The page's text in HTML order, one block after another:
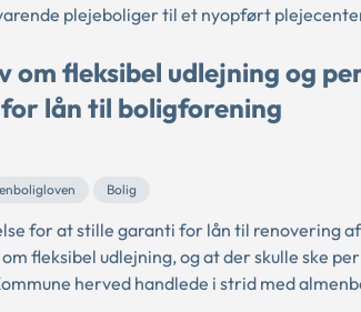
plejeboliger til et nyopført
om fleksibel udlejning og
lån til boligforening
Bolig
for at stille garanti for lån til renovering
fleksibel udlejning, og at der skulle ske
herved handlede i strid med